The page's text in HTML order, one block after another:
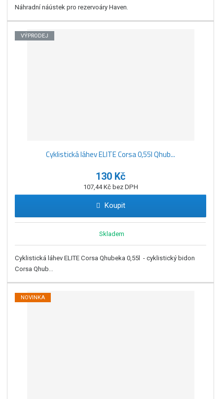
Náhradní náústek pro rezervoáry Haven.
VÝPRODEJ
Cyklistická láhev ELITE Corsa 0,55l Qhub...
130 Kč
107,44 Kč bez DPH
Koupit
Skladem
Cyklistická láhev ELITE Corsa Qhubeka 0,55l - cyklistický bidon
Corsa Qhub...
NOVINKA